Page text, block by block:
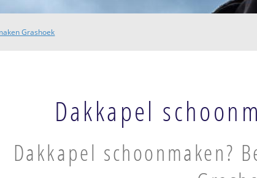
Grashoek
Dakkapel
Dakkapel schoonmaken?